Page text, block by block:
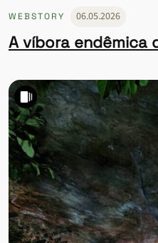
WEBSTORY 06.05.2026
A víbora endêmica